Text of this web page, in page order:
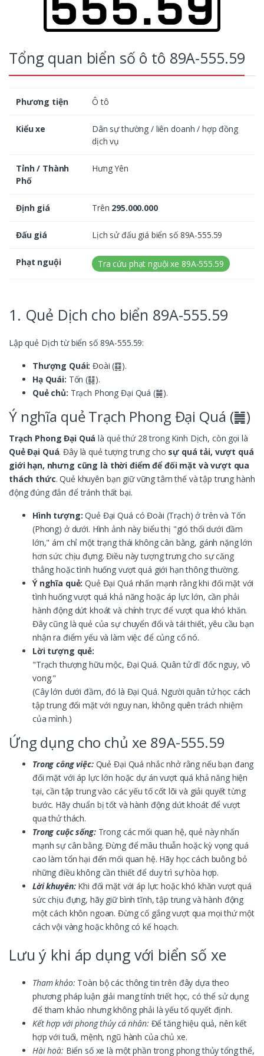
Tổng quan biển số ô tô 89A-555.59
Phương tiện Ô tô
Kiểu xe
Dân sự thường / liên doanh / hợp đồng
dịch vụ
Tỉnh / Thành
Phố
Hưng Yên
Định giá Trên 295.000.000
Đấu giá Lịch sử đấu giá biển số 89A-555.59
Phạt nguội Tra cứu phạt nguội xe 89A-555.59
1. Quẻ Dịch cho biển 89A-555.59
Lập quẻ Dịch từ biển số 89A-555.59:
Thượng Quái: Đoài (䷃).
Hạ Quái: Tốn (䷆).
Quẻ chủ: Trạch Phong Đại Quá (䷛).
Ý nghĩa quẻ Trạch Phong Đại Quá (䷛)
Trạch Phong Đại Quá là quẻ thứ 28 trong Kinh Dịch, còn gọi là
Quẻ Đại Quá. Đây là quẻ tượng trưng cho sự quá tải, vượt quá
giới hạn, nhưng cũng là thời điểm để đối mặt và vượt qua
thách thức. Quẻ khuyên bạn giữ vững tâm thế và tập trung hành
động đúng đắn để tránh thất bại.
Hình tượng: Quẻ Đại Quá có Đoài (Trạch) ở trên và Tốn
(Phong) ở dưới. Hình ảnh này biểu thị "gió thổi dưới đầm
lớn," ám chỉ một trạng thái không cân bằng, gánh nặng lớn
hơn sức chịu đựng. Điều này tượng trưng cho sự căng
thẳng hoặc tình huống vượt quá giới hạn thông thường.
Ý nghĩa quẻ: Quẻ Đại Quá nhấn mạnh rằng khi đối mặt với
tình huống vượt quá khả năng hoặc áp lực lớn, cần phải
hành động dứt khoát và chính trực để vượt qua khó khăn.
Đây cũng là quẻ của sự chuyển đổi và tái thiết, yêu cầu bạn
nhận ra điểm yếu và làm việc để củng cố nó.
Lời tượng quẻ:
"Trạch thượng hữu mộc, Đại Quá. Quân tử dĩ đốc nguy, vô
vong."
(Cây lớn dưới đầm, đó là Đại Quá. Người quân tử học cách
tập trung đối mặt với nguy nan, không quên trách nhiệm
của mình.)
Ứng dụng cho chủ xe 89A-555.59
Trong công việc:Quẻ Đại Quá nhắc nhở rằng nếu bạn đang
đối mặt với áp lực lớn hoặc dự án vượt quá khả năng hiện
tại, cần tập trung vào các yếu tố cốt lõi và giải quyết từng
bước. Hãy chuẩn bị tốt và hành động dứt khoát để vượt
qua thử thách.
Trong cuộc sống:Trong các mối quan hệ, quẻ này nhấn
mạnh sự cân bằng. Đừng để mâu thuẫn hoặc kỳ vọng quá
cao làm tổn hại đến mối quan hệ. Hãy học cách buông bỏ
những điều không cần thiết để duy trì sự hòa hợp.
Lời khuyên:Khi đối mặt với áp lực hoặc khó khăn vượt quá
sức chịu đựng, hãy giữ bình tĩnh, tập trung và hành động
một cách khôn ngoan. Đừng cố gắng vượt qua mọi thứ một
cách vội vàng hoặc không có kế hoạch.
Lưu ý khi áp dụng với biển số xe
Tham khảo: Toàn bộ các thông tin trên đây dựa theo
phương pháp luận giải mang tính triết học, có thể sử dụng
để tham khảo nhưng không phải là yếu tố quyết định.
Kết hợp với phong thủy cá nhân: Để tăng hiệu quả, nên kết
hợp với tuổi, mệnh, ngũ hành của chủ xe.
Hài hoà: Biển số xe là một phần trong phong thủy tổng thể,